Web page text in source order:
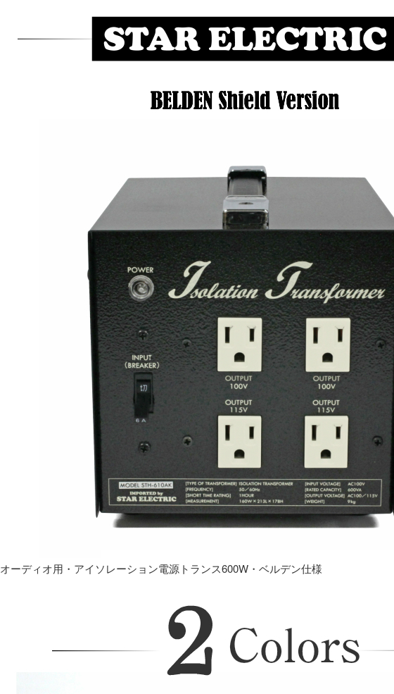
オーディオ用・アイソレーション電源トランス600W・ベルデン仕様